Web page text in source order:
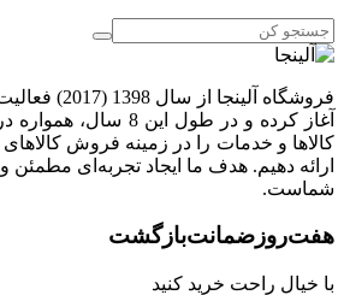
فروشگاه
آغاز کرده و در طول این
کالاها و خدمات را در زمینه فروش
ارائه دهیم. هدف ما ایجاد تجربه‌ای
شماست.
هفت‌روز‌ضمانت‌بازگشت
با خیال راحت خرید کنید